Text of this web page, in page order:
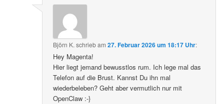
Björn K. schriebam27. Februar 2026 um 18:17 Uhr:
Hey Magenta!
Hier liegt jemand bewusstlos rum. Ich lege mal das
Telefon auf die Brust. Kannst Du ihn mal
wiederbeleben? Geht aber vermutlich nur mit
OpenClaw :-}